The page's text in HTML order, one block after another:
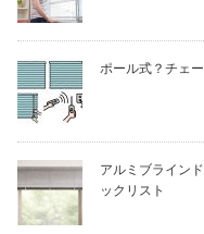
ポール式？チェ
アルミブライン
ックリスト